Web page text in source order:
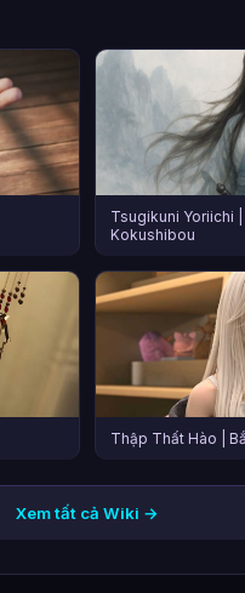
Tsugikuni Yoriichi
Kokushibou
Thập Thất Hào |
Xem tất cả Wiki →